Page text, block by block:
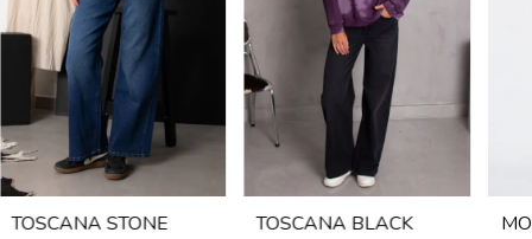
TOSCANA STONE TOSCANA BLACK